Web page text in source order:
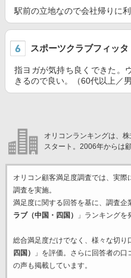
駅前の立地なので会社帰りに
スポーツクラブフィッタ
指ヨガが気持ち良くできた。
きるので良い。（60代以上／男
オリコンランキングは、
スタート。2006年からは
オリコン顧客満足度調査では、実際
調査を実施。
満足度に関する回答を基に、調査企
ラブ（中国・四国）
」ランキングを
総合満足度だけでなく、様々な切り
四国）
」を評価。さらに回答者の
の声も掲載しています。